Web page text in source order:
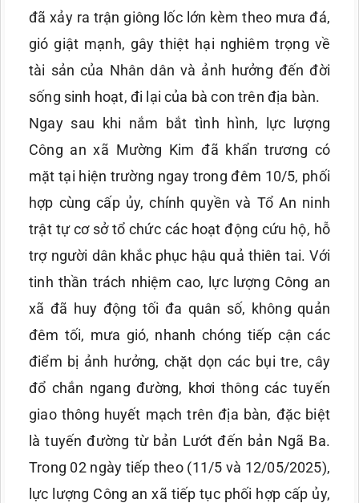
đã xảy ra trận giông lốc lớn kèm theo mưa đá,
gió giật mạnh, gây thiệt hại nghiêm trọng về
tài sản của Nhân dân và ảnh hưởng đến đời
sống sinh hoạt, đi lại của bà con trên địa bàn.
Ngay sau khi nắm bắt tình hình, lực lượng
Công an xã Mường Kim đã khẩn trương có
mặt tại hiện trường ngay trong đêm 10/5, phối
hợp cùng cấp ủy, chính quyền và Tổ An ninh
trật tự cơ sở tổ chức các hoạt động cứu hộ, hỗ
trợ người dân khắc phục hậu quả thiên tai. Với
tinh thần trách nhiệm cao, lực lượng Công an
xã đã huy động tối đa quân số, không quản
đêm tối, mưa gió, nhanh chóng tiếp cận các
điểm bị ảnh hưởng, chặt dọn các bụi tre, cây
đổ chắn ngang đường, khơi thông các tuyến
giao thông huyết mạch trên địa bàn, đặc biệt
là tuyến đường từ bản Lướt đến bản Ngã Ba.
Trong 02 ngày tiếp theo (11/5 và 12/05/2025),
lực lượng Công an xã tiếp tục phối hợp cấp ủy,